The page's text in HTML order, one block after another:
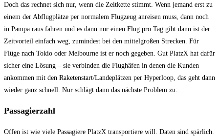
Doch das rechnet sich nur, wenn die Zeitkette stimmt. Wenn jemand erst zu
einem der Abflugplätze per normalem Flugzeug anreisen muss, dann noch
in Pampa raus fahren und es dann nur einen Flug pro Tag gibt dann ist der
Zeitvorteil einfach weg, zumindest bei den mittelgroßen Strecken. Für
Flüge nach Tokio oder Melbourne ist er noch gegeben. Gut PlatzX hat dafür
sicher eine Lösung – sie verbinden die Flughäfen in denen die Kunden
ankommen mit den Raketenstart/Landeplätzen per Hyperloop, das geht dann
wieder ganz schnell. Nur schlägt dann das nächste Problem zu:
Passagierzahl
Offen ist wie viele Passagiere PlatzX transportiere will. Daten sind spärlich.